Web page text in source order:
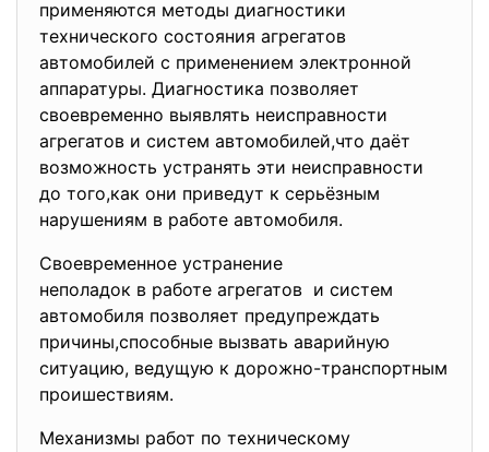
применяются методы диагностики
технического состояния агрегатов
автомобилей с применением электронной
аппаратуры. Диагностика позволяет
своевременно выявлять неисправности
агрегатов и систем автомобилей,что даёт
возможность устранять эти неисправности
до того,как они приведут к серьёзным
нарушениям в работе автомобиля.
Своевременное устранение
неполадок в работе агрегатов и систем
автомобиля позволяет предупреждать
причины,способные вызвать аварийную
ситуацию, ведущую к дорожно-транспортным
проишествиям.
Механизмы работ по техническому